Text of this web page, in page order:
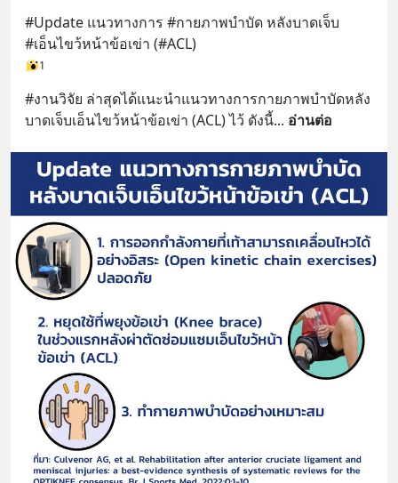
#Update แนวทางการ #กายภาพบำบัด หลังบาดเจ็บ
#เอ็นไขว้หน้าข้อเข่า (#ACL)
1
#งานวิจัย ล่าสุดได้แนะนำแนวทางการกายภาพบำบัดหลัง
บาดเจ็บเอ็นไขว้หน้าข้อเข่า (ACL) ไว้ ดังนี้... อ่านต่อ